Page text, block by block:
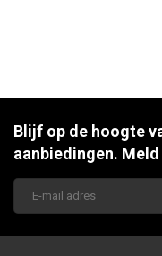
Blijf op de hoogte
aanbiedingen.